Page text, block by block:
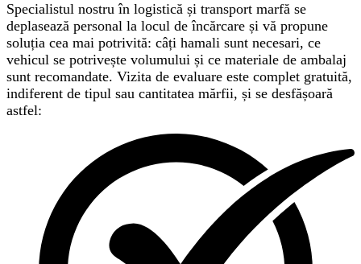
Specialistul nostru în logistică și transport marfă se
deplasează personal la locul de încărcare și vă propune
soluția cea mai potrivită: câți hamali sunt necesari, ce
vehicul se potrivește volumului și ce materiale de ambalaj
sunt recomandate. Vizita de evaluare este complet gratuită,
indiferent de tipul sau cantitatea mărfii, și se desfășoară
astfel: